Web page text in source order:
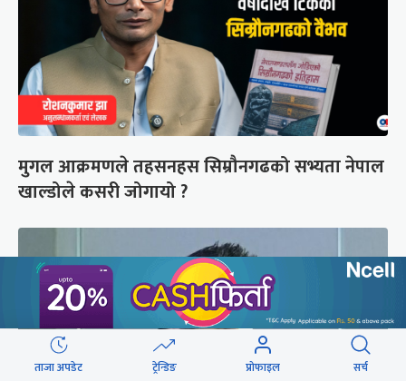
मुगल आक्रमणले तहसनहस सिम्रौनगढको सभ्यता नेपाल
खाल्डोले कसरी जोगायो ?
ताजा अपडेट ट्रेन्डिङ प्रोफाइल सर्च